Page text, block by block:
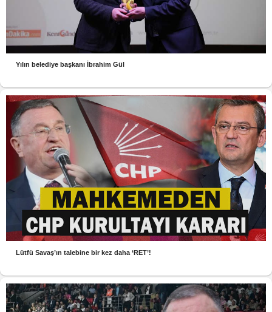
Yılın belediye başkanı İbrahim Gül
Lütfü Savaş’ın talebine bir kez daha ‘RET’!